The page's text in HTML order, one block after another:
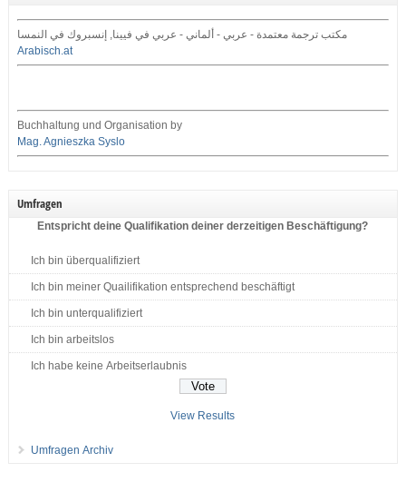
مكتب ترجمة معتمدة - عربي - ألماني - عربي في فيينا, إنسبروك في النمسا
Arabisch.at
Buchhaltung und Organisation by
Mag. Agnieszka Syslo
Umfragen
Entspricht deine Qualifikation deiner derzeitigen Beschäftigung?
Ich bin überqualifiziert
Ich bin meiner Quailifikation entsprechend beschäftigt
Ich bin unterqualifiziert
Ich bin arbeitslos
Ich habe keine Arbeitserlaubnis
View Results
Umfragen Archiv